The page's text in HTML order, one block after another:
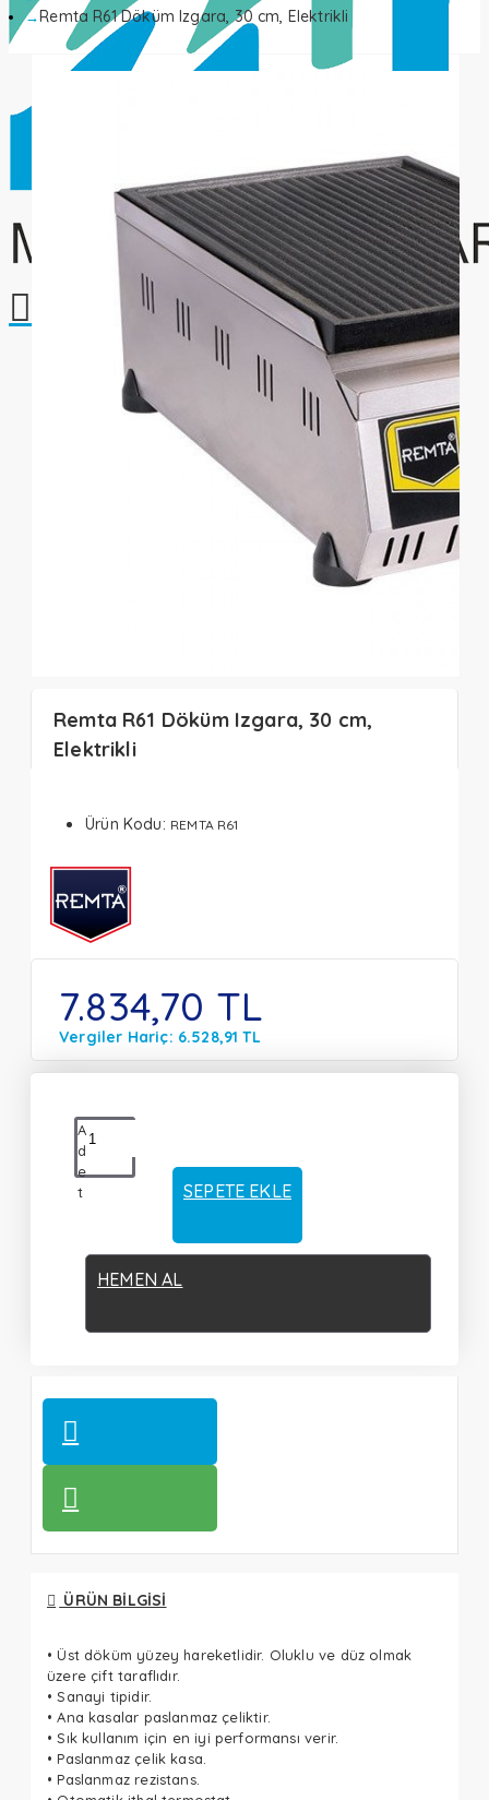
Alışveriş sepetiniz boş!
Remta R61 Döküm Izgara, 30 cm, Elektrikli
Remta R61 Döküm Izgara, 30 cm,
Elektrikli
Ürün Kodu: REMTA R61
7.834,70 TL
Vergiler Hariç: 6.528,91 TL
A
d
e
t
SEPETE EKLE
HEMEN AL
ÜRÜN BILGISI
• Üst döküm yüzey hareketlidir. Oluklu ve düz olmak
üzere çift taraflıdır.
• Sanayi tipidir.
• Ana kasalar paslanmaz çeliktir.
• Sık kullanım için en iyi performansı verir.
• Paslanmaz çelik kasa.
• Paslanmaz rezistans.